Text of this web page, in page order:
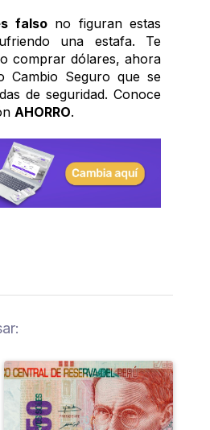
falso no figuran estas
una estafa. Te
comprar dólares, ahora
Cambio Seguro que se
de seguridad. Conoce
AHORRO.